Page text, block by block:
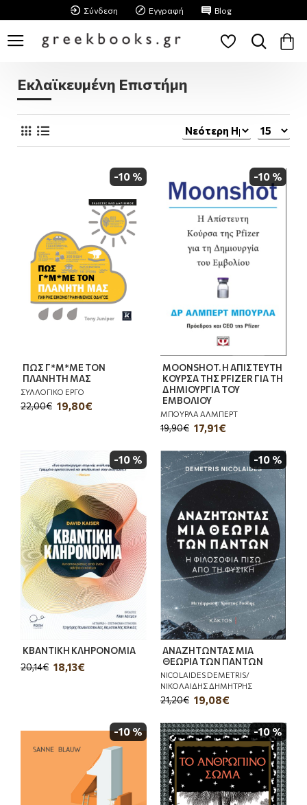
Σύνδεση Εγγραφή Blog
Εκλαϊκευμένη Επιστήμη
-10 %
ΠΩΣ Γ*Μ*ΜΕ ΤΟΝ
ΠΛΑΝΗΤΗ ΜΑΣ
ΣΥΛΛΟΓΙΚΟ ΕΡΓΟ
19,80€
22,00€
-10 %
MOONSHOT. Η ΑΠΙΣΤΕΥΤΗ
ΚΟΥΡΣΑ ΤΗΣ PFIZER ΓΙΑ ΤΗ
ΔΗΜΙΟΥΡΓΙΑ ΤΟΥ
ΕΜΒΟΛΙΟΥ
ΜΠΟΥΡΛΑ ΑΛΜΠΕΡΤ
17,91€
19,90€
-10 %
ΚΒΑΝΤΙΚΗ ΚΛΗΡΟΝΟΜΙΑ
18,13€
20,14€
-10 %
ΑΝΑΖΗΤΩΝΤΑΣ ΜΙΑ
ΘΕΩΡΙΑ ΤΩΝ ΠΑΝΤΩΝ
NICOLAIDES DEMETRIS/
ΝΙΚΟΛΑΙΔΗΣ ΔΗΜΗΤΡΗΣ
19,08€
21,20€
-10 % -10 %